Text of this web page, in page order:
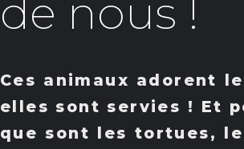
de nous !
Ces animaux adorent
elles sont servies ! Et
que sont les tortues,